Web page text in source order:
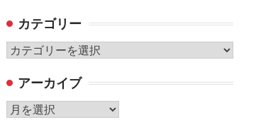
カテゴリー
カ
ゴ
リ
ー
アーカイブ
ア